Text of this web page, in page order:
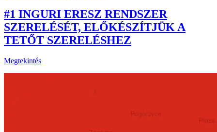
#1 INGURI ERESZ RENDSZER
SZERELÉSÉT, ELŐKÉSZÍTJÜK A
TETŐT SZERELÉSHEZ
Megtekintés